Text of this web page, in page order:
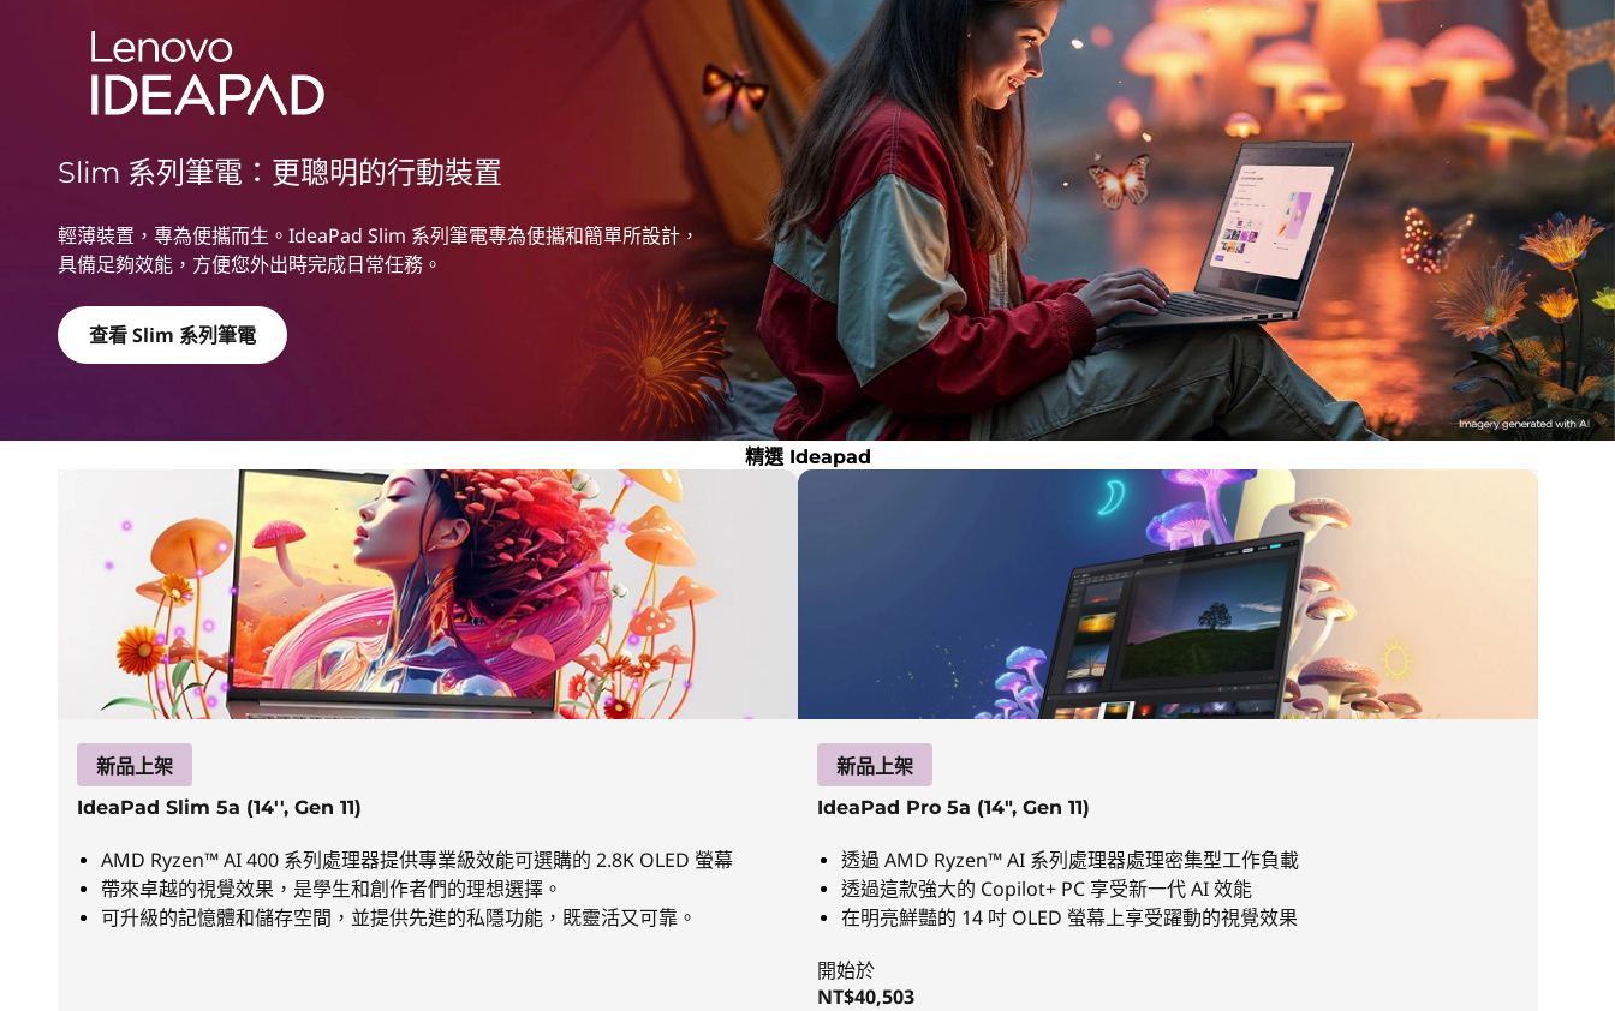
Slim 系列筆電：更聰明的行動裝置
輕薄裝置，專為便攜而生。IdeaPad Slim 系列筆電專為便攜和簡單所設計，
具備足夠效能，方便您外出時完成日常任務。
查看 Slim 系列筆電
精選 Ideapad
新品上架
IdeaPad Slim 5a (14'', Gen 11)
AMD Ryzen™ AI 400 系列處理器提供專業級效能可選購的 2.8K OLED 螢幕
帶來卓越的視覺效果，是學生和創作者們的理想選擇。
可升級的記憶體和儲存空間，並提供先進的私隱功能，既靈活又可靠。
新品上架
IdeaPad Pro 5a (14", Gen 11)
透過 AMD Ryzen™ AI 系列處理器處理密集型工作負載
透過這款強大的 Copilot+ PC 享受新一代 AI 效能
在明亮鮮豔的 14 吋 OLED 螢幕上享受躍動的視覺效果
開始於
NT$40,503